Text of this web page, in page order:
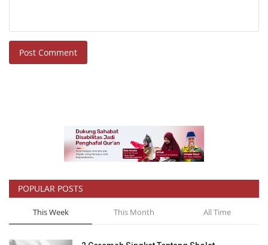
Post Comment
POPULAR POSTS
This Week This Month All Time